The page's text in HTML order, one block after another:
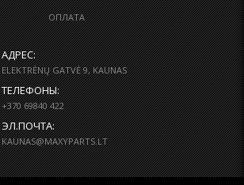
ОПЛАТА
АДРЕС:
ELEKTRĖNŲ GATVĖ 9, KAUNAS
ТЕЛЕФОНЫ:
+370 69840 422
ЭЛ.ПОЧТА:
KAUNAS@MAXYPARTS.LT